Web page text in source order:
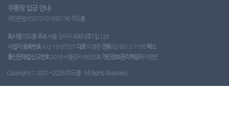
무통장 입금 안내
국민은행 65810101692196 리드몰
회사명 리드몰주소서울 강서구 국회대로7길 126
사업자 등록번호412-10-97537 대표이영은 전화02-6015-7195팩스
통신판매업신고번호2018-서울강서-0650호 개인정보관리책임자이영은
Copyright ⓒ 2001~2026 리드몰. All Rights Reserved.